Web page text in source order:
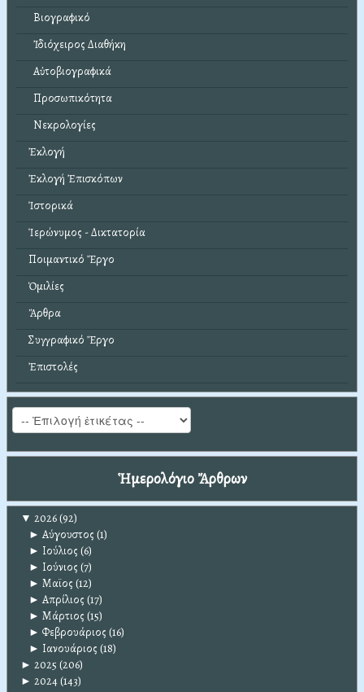
Βιογραφικό
Ἰδιόχειρος Διαθήκη
Αὐτοβιογραφικά
Προσωπικότητα
Νεκρολογίες
Ἐκλογή
Ἐκλογή Ἐπισκόπων
Ἱστορικά
Ἱερώνυμος - Δικτατορία
Ποιμαντικό Ἔργο
Ὁμιλίες
Ἄρθρα
Συγγραφικό Ἔργο
Ἐπιστολές
Ἡμερολόγιο Ἄρθρων
▼ 2026(92)
► Αύγουστος (1)
► Ιούλιος (6)
► Ιούνιος (7)
► Μαϊος (12)
► Απρίλιος (17)
► Μάρτιος (15)
► Φεβρουάριος (16)
► Ιανουάριος (18)
► 2025 (206)
► 2024(143)